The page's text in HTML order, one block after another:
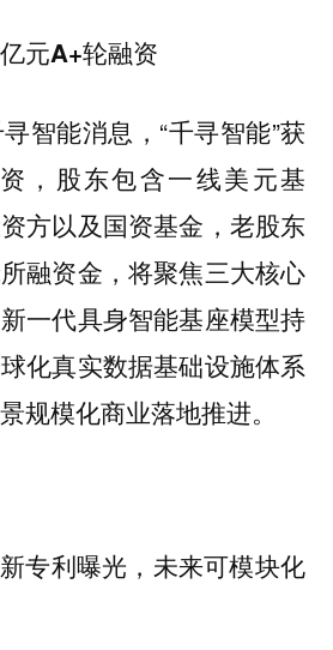
元A+轮融资
智能消息，“千寻智能”获
，股东包含一线美元基
方以及国资基金，老股东
融资金，将聚焦三大核心
一代具身智能基座模型持
化真实数据基础设施体系
规模化商业落地推进。
专利曝光，未来可模块化